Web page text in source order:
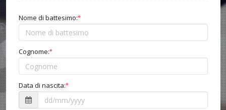
Nome di battesimo:*
Cognome:*
Data di nascita:*